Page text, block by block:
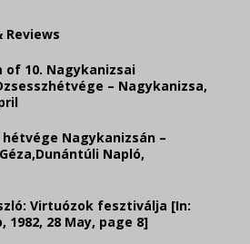
of 10. Nagykanizsai
– Nagykanizsa,
hétvége Nagykanizsán –
Napló,
Virtuózok fesztiválja [In:
1982, 28 May, page 8]